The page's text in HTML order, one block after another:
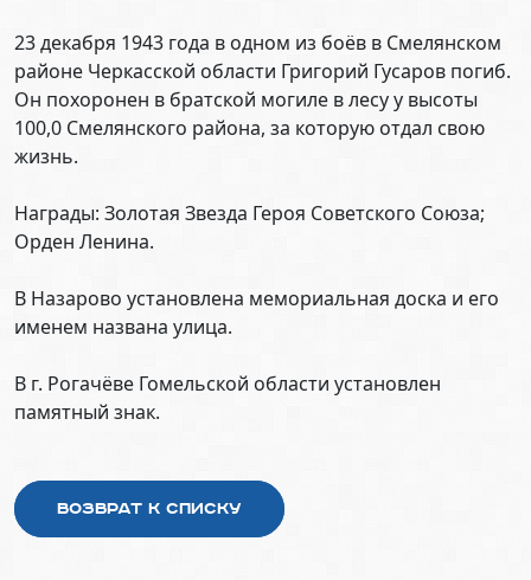
23 декабря 1943 года в одном из боёв в Смелянском
районе Черкасской области Григорий Гусаров погиб.
Он похоронен в братской могиле в лесу у высоты
100,0 Смелянского района, за которую отдал свою
жизнь.
Награды: Золотая Звезда Героя Советского Союза;
Орден Ленина.
В Назарово установлена мемориальная доска и его
именем названа улица.
В г. Рогачёве Гомельской области установлен
памятный знак.
Возврат к списку